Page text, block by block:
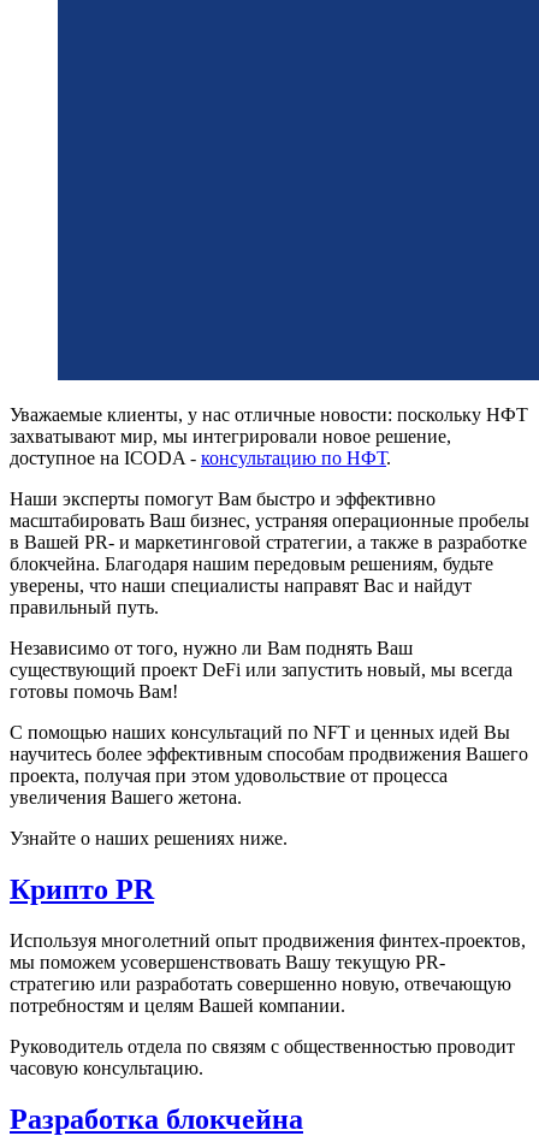
Уважаемые клиенты, у нас отличные новости: поскольку НФТ
захватывают мир, мы интегрировали новое решение,
доступное на ICODA - консультацию по НФТ.
Наши эксперты помогут Вам быстро и эффективно
масштабировать Ваш бизнес, устраняя операционные пробелы
в Вашей PR- и маркетинговой стратегии, а также в разработке
блокчейна. Благодаря нашим передовым решениям, будьте
уверены, что наши специалисты направят Вас и найдут
правильный путь.
Независимо от того, нужно ли Вам поднять Ваш
существующий проект DeFi или запустить новый, мы всегда
готовы помочь Вам!
С помощью наших консультаций по NFT и ценных идей Вы
научитесь более эффективным способам продвижения Вашего
проекта, получая при этом удовольствие от процесса
увеличения Вашего жетона.
Узнайте о наших решениях ниже.
Крипто PR
Используя многолетний опыт продвижения финтех-проектов,
мы поможем усовершенствовать Вашу текущую PR-
стратегию или разработать совершенно новую, отвечающую
потребностям и целям Вашей компании.
Руководитель отдела по связям с общественностью проводит
часовую консультацию.
Разработка блокчейна